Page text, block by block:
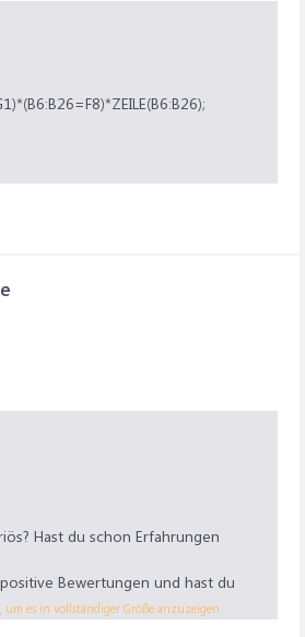
Hast du schon Erfahrungen
Bewertungen und hast du
mal überprüft?
um es in vollständiger Größe anzuzeigen.